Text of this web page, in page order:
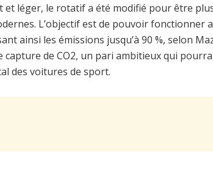
et léger, le rotatif a été modifié pour être
L’objectif est de pouvoir fonctionner
ainsi les émissions jusqu’à 90 %, selon
capture de CO2, un pari ambitieux qui
des voitures de sport.